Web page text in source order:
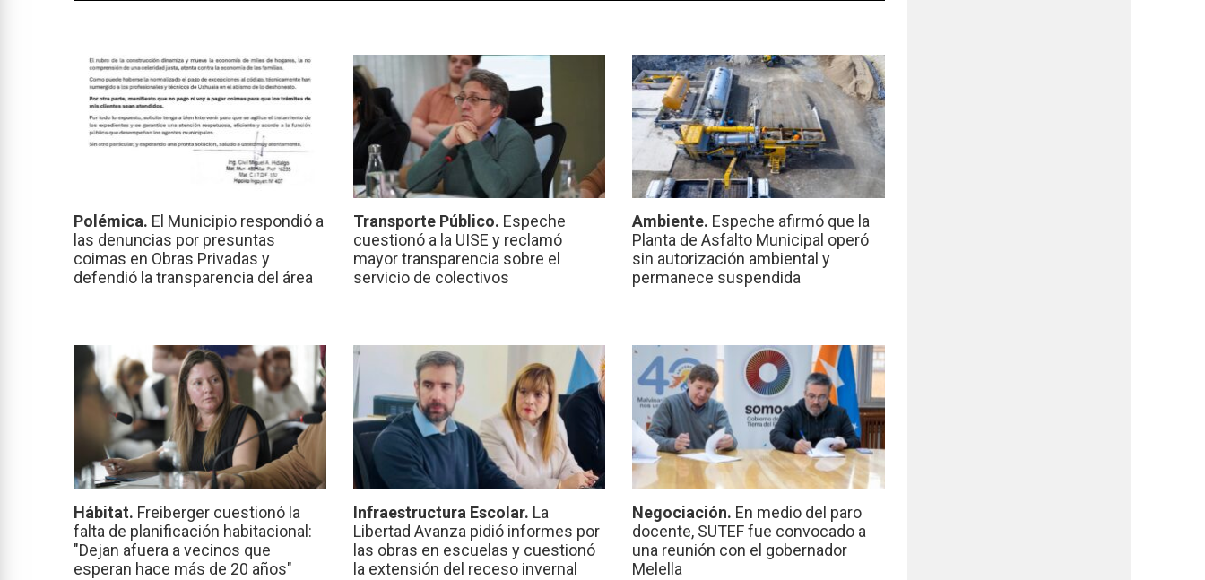
Polémica. El Municipio respondió a
las denuncias por presuntas
coimas en Obras Privadas y
defendió la transparencia del área
Transporte Público. Espeche
cuestionó a la UISE y reclamó
mayor transparencia sobre el
servicio de colectivos
Ambiente. Espeche afirmó que la
Planta de Asfalto Municipal operó
sin autorización ambiental y
permanece suspendida
Hábitat. Freiberger cuestionó la
falta de planificación habitacional:
"Dejan afuera a vecinos que
esperan hace más de 20 años"
Infraestructura Escolar. La
Libertad Avanza pidió informes por
las obras en escuelas y cuestionó
la extensión del receso invernal
Negociación. En medio del paro
docente, SUTEF fue convocado a
una reunión con el gobernador
Melella